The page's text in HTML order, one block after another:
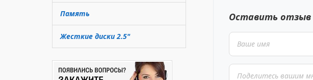
Память
Жесткие диски 2.5"
Оставить отзыв